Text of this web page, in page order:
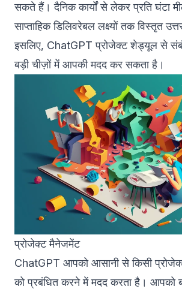
सकते हैं। दैनिक कार्यों से लेकर प्रति घंटा
साप्ताहिक डिलिवरेबल लक्ष्यों तक विस्तृत
इसलिए, ChatGPT प्रोजेक्ट शेड्यूल से
बड़ी चीज़ों में आपकी मदद कर सकता है।
प्रोजेक्ट मैनेजमेंट
ChatGPT आपको आसानी से किसी
को प्रबंधित करने में मदद करता है। आपको